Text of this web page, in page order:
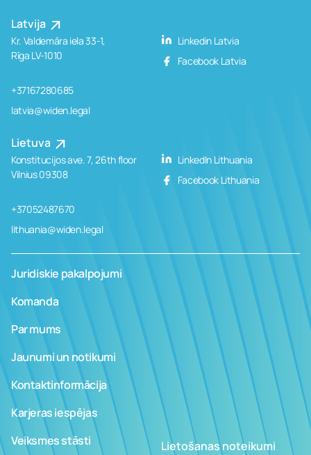
Latvija
Kr. Valdemāra iela 33-1,
Rīga LV-1010
+37167280685
latvia@widen.legal
Linkedin Latvia
Facebook Latvia
Lietuva
Konstitucijos ave. 7, 26th floor
Vilnius 09308
+37052487670
lithuania@widen.legal
LinkedIn Lithuania
Facebook Lithuania
Juridiskie pakalpojumi
Komanda
Par mums
Jaunumi un notikumi
Kontaktinformācija
Karjeras iespējas
Veiksmes stāsti
Lietošanas noteikumi